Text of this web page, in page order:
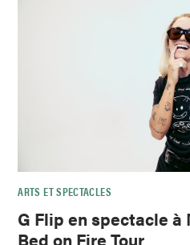
ARTS ET SPECTACLES
G Flip en spectacle
Bed on Fire Tour